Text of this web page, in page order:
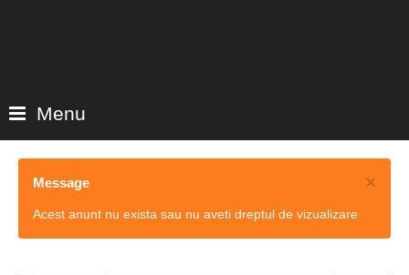
Menu
×
Message
Acest anunt nu exista sau nu aveti dreptul de vizualizare